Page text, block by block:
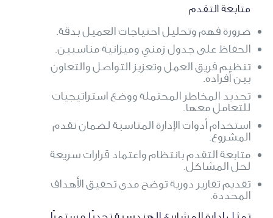
متابعة التقدم
ضرورة فهم وتحليل احتياجات العميل بدقة.
الحفاظ على جدول زمني وميزانية مناسبين.
تنظيم فريق العمل وتعزيز التواصل والتعاون
بين أفراده.
تحديد المخاطر المحتملة ووضع استراتيجيات
للتعامل معها.
استخدام أدوات الإدارة المناسبة لضمان تقدم
المشروع.
متابعة التقدم بانتظام واعتماد قرارات سريعة
لحل المشاكل.
تقديم تقارير دورية توضح مدى تحقيق الأهداف
المحددة.